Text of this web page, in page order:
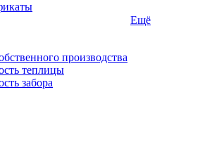
производства
теплицы
забора
Ещё